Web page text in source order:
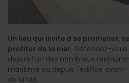
Un lieu qui invite à se promener,
profiter de la mer. Détendez-
depuis l'un des nombreux
maritime ou depuis l'édifice
de la Ma